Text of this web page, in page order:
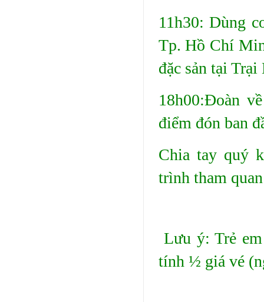
11h30: Dùng
Tp. Hồ Chí
đặc sản tại
18h00:Đoàn
điểm đón ban
Chia tay quý
trình tham
Lưu ý: Trẻ
tính ½ giá vé